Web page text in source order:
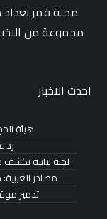
مجلة قمر
مجموعة من
احدث الاخبار
هيئة
رد
لجنة نيابية
مصادر
تدمير